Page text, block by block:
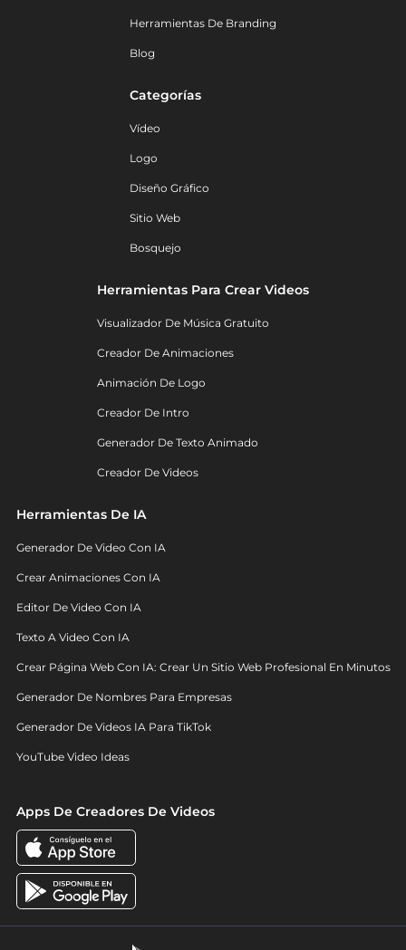
Herramientas De Branding
Blog
Categorías
Vídeo
Logo
Diseño Gráfico
Sitio Web
Bosquejo
Herramientas Para Crear Videos
Visualizador De Música Gratuito
Creador De Animaciones
Animación De Logo
Creador De Intro
Generador De Texto Animado
Creador De Videos
Herramientas De IA
Generador De Video Con IA
Crear Animaciones Con IA
Editor De Video Con IA
Texto A Video Con IA
Crear Página Web Con IA: Crear Un Sitio Web Profesional En Minutos
Generador De Nombres Para Empresas
Generador De Videos IA Para TikTok
YouTube Video Ideas
Apps De Creadores De Videos